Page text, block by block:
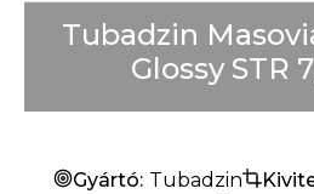
Tubadzin
Glossy STR
Gyártó: Tubadzin